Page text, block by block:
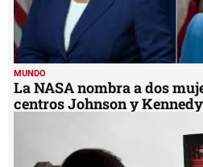
MUNDO
La NASA nombra a dos
centros Johnson y Kennedy